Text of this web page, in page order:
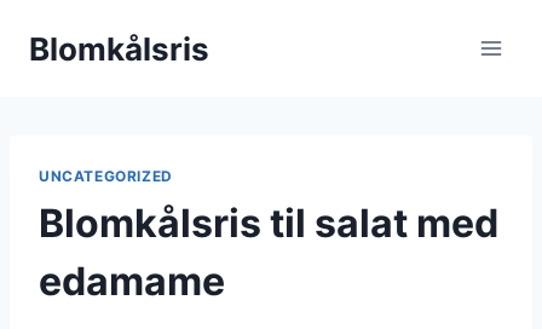
Blomkålsris
UNCATEGORIZED
Blomkålsris til salat med
edamame